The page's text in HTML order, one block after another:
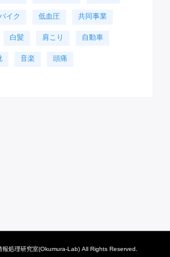
イク 低血圧 共同事業
白髪 肩こり 自動車
音楽 頭痛
処理研究室(Okumura-Lab) All Rights Reserved.